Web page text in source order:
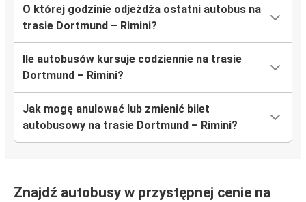
O której godzinie odjeżdża ostatni autobus na
trasie Dortmund – Rimini?
Ile autobusów kursuje codziennie na trasie
Dortmund – Rimini?
Jak mogę anulować lub zmienić bilet
autobusowy na trasie Dortmund – Rimini?
Znajdź autobusy w przystępnej cenie na